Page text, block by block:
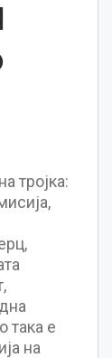
тројка:
така е
на